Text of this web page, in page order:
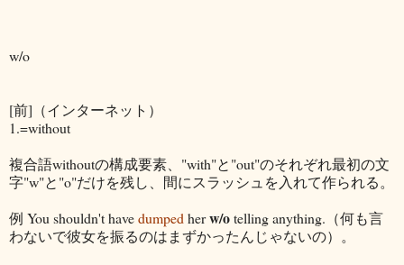
w/o
[前]（インターネット）
1.=without
複合語withoutの構成要素、"with"と"out"のそれぞれ最初の文
字"w"と"o"だけを残し、間にスラッシュを入れて作られる。
例 You shouldn't havedumped herw/otelling anything.（何も言
わないで彼女を振るのはまずかったんじゃないの）。